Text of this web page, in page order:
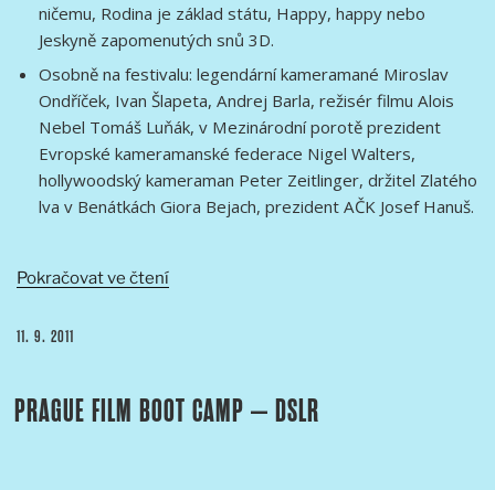
ničemu, Rodina je základ státu, Happy, happy nebo
Jeskyně zapomenutých snů 3D.
Osobně na festivalu: legendární kameramané Miroslav
Ondříček, Ivan Šlapeta, Andrej Barla, režisér filmu Alois
Nebel Tomáš Luňák, v Mezinárodní porotě prezident
Evropské kameramanské federace Nigel Walters,
hollywoodský kameraman Peter Zeitlinger, držitel Zlatého
lva v Benátkách Giora Bejach, prezident AČK Josef Hanuš.
Pokračovat ve čtení„3.
Ostrava“
PUBLIKOVÁNO
11. 9. 2011
PRAGUE FILM BOOT CAMP – DSLR